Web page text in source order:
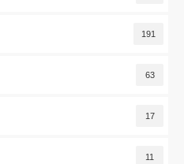
191
63
17
11